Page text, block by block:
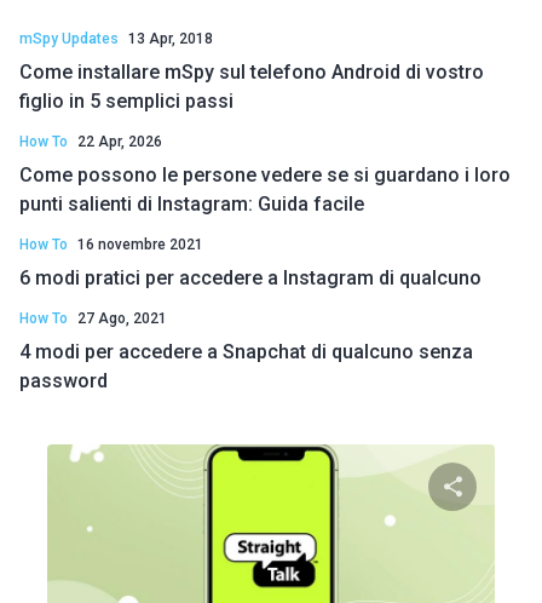
mSpy Updates 13 Apr, 2018
Come installare mSpy sul telefono Android di vostro
figlio in 5 semplici passi
How To 22 Apr, 2026
Come possono le persone vedere se si guardano i loro
punti salienti di Instagram: Guida facile
How To 16 novembre 2021
6 modi pratici per accedere a Instagram di qualcuno
How To 27 Ago, 2021
4 modi per accedere a Snapchat di qualcuno senza
password